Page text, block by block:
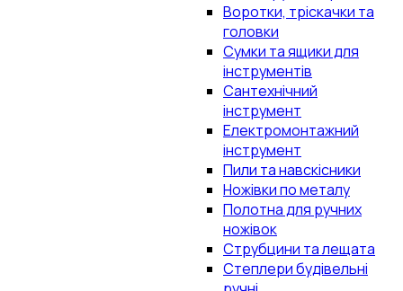
Воротки, тріскачки та
головки
Сумки та ящики для
інструментів
Сантехнічний
інструмент
Електромонтажний
інструмент
Пили та навскісники
Ножівки по металу
Полотна для ручних
ножівок
Струбцини та лещата
Степлери будівельні